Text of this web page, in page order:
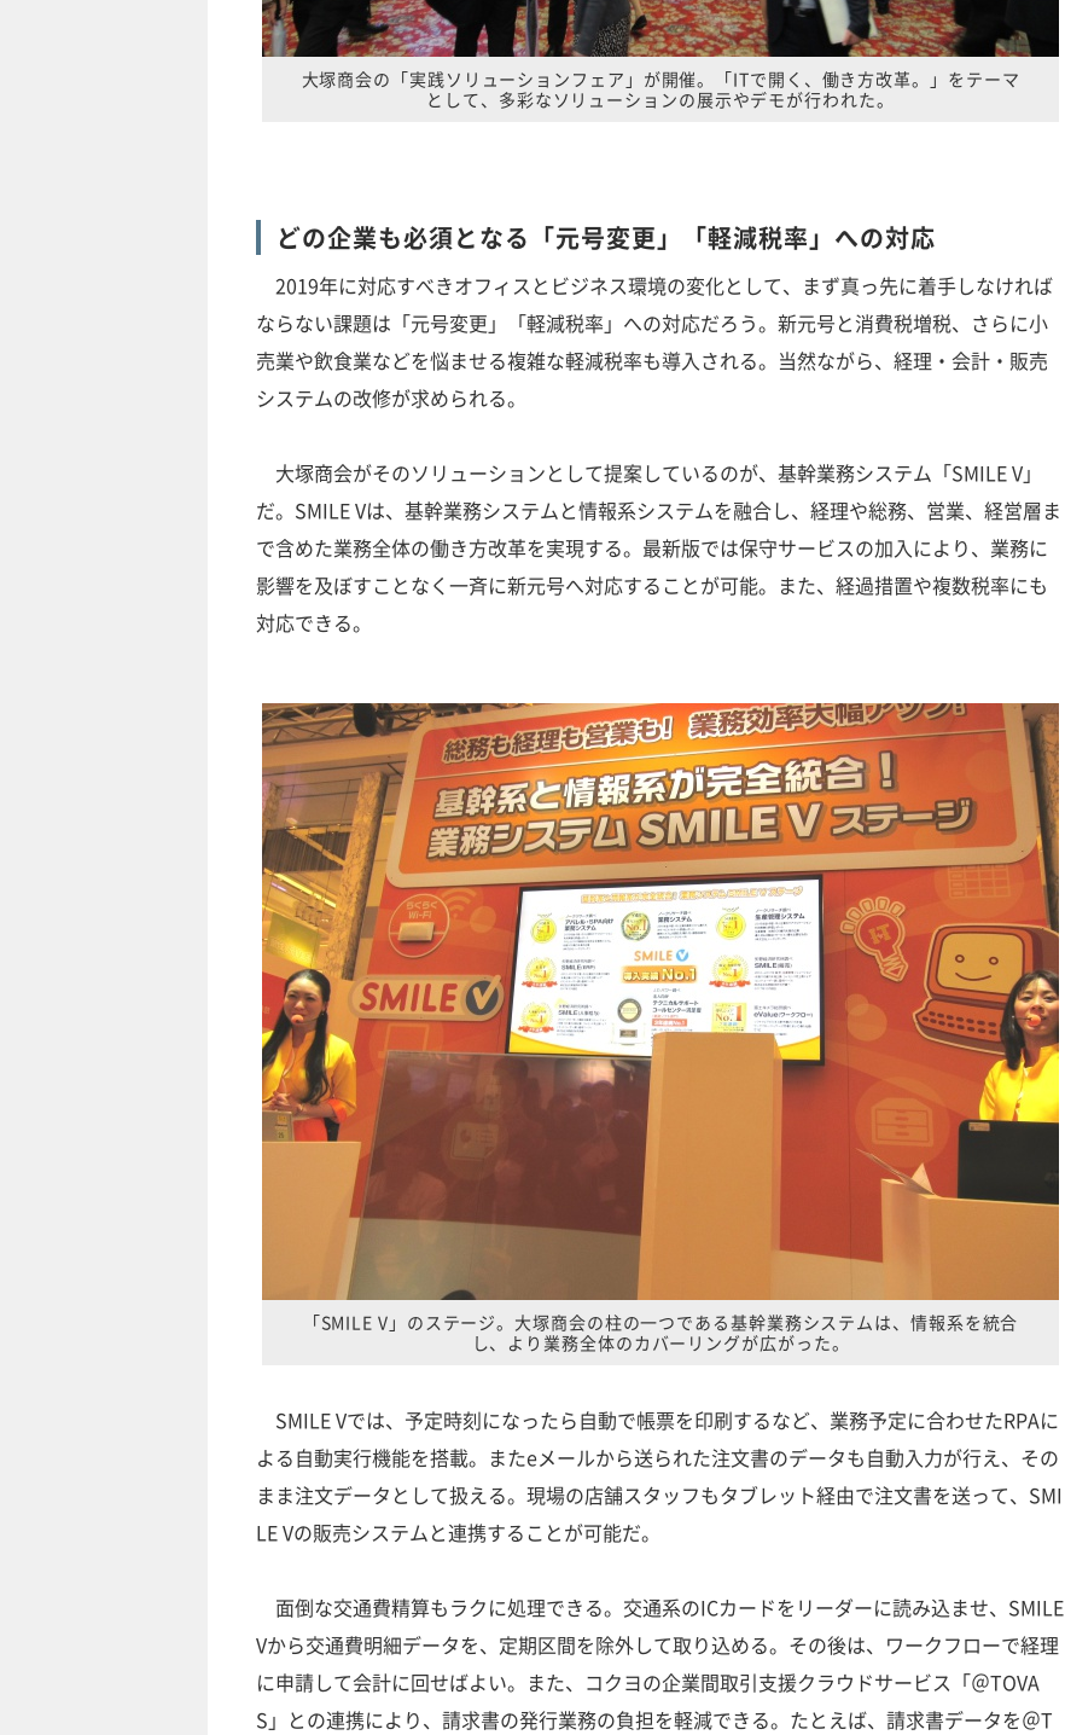
大塚商会の「実践ソリューションフェア」が開催。「ITで開く、働き方改革。」をテーマ
として、多彩なソリューションの展示やデモが行われた。
どの企業も必須となる「元号変更」「軽減税率」への対応
2019年に対応すべきオフィスとビジネス環境の変化として、まず真っ先に着手しなければ
ならない課題は「元号変更」「軽減税率」への対応だろう。新元号と消費税増税、さらに小
売業や飲食業などを悩ませる複雑な軽減税率も導入される。当然ながら、経理・会計・販売
システムの改修が求められる。
大塚商会がそのソリューションとして提案しているのが、基幹業務システム「SMILE V」
だ。SMILE Vは、基幹業務システムと情報系システムを融合し、経理や総務、営業、経営層ま
で含めた業務全体の働き方改革を実現する。最新版では保守サービスの加入により、業務に
影響を及ぼすことなく一斉に新元号へ対応することが可能。また、経過措置や複数税率にも
対応できる。
「SMILE V」のステージ。大塚商会の柱の一つである基幹業務システムは、情報系を統合
し、より業務全体のカバーリングが広がった。
SMILE Vでは、予定時刻になったら自動で帳票を印刷するなど、業務予定に合わせたRPAに
よる自動実行機能を搭載。またeメールから送られた注文書のデータも自動入力が行え、その
まま注文データとして扱える。現場の店舗スタッフもタブレット経由で注文書を送って、SMI
LE Vの販売システムと連携することが可能だ。
面倒な交通費精算もラクに処理できる。交通系のICカードをリーダーに読み込ませ、SMILE
Vから交通費明細データを、定期区間を除外して取り込める。その後は、ワークフローで経理
に申請して会計に回せばよい。また、コクヨの企業間取引支援クラウドサービス「＠TOVA
S」との連携により、請求書の発行業務の負担を軽減できる。たとえば、請求書データを＠T